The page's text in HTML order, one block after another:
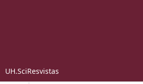
UH.SciResvistas